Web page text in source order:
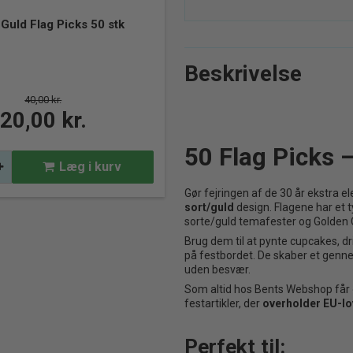
Guld Flag Picks 50 stk
40,00 kr.
20,00 kr.
Læg i kurv
Beskrivelse
50 Flag Picks
Gør fejringen af de 30 år ekstra
sort/guld design. Flagene har et
sorte/guld temafester og Golden
Brug dem til at pynte cupcakes,
på festbordet. De skaber et
uden besvær.
Som altid hos Bents Webshop får
festartikler, der overholder EU-
Perfekt til:
Kattefest – Kitty Collection fødselsdag